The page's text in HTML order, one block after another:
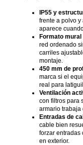
IP55 y
frente a polvo
aparece
Formato mural
red ordenado
carriles
montaje.
450 mm de
marca si el
real para
Ventilación
con filtros para
armario trabaja
Entradas de
cable bien
forzar entradas
en exterior.